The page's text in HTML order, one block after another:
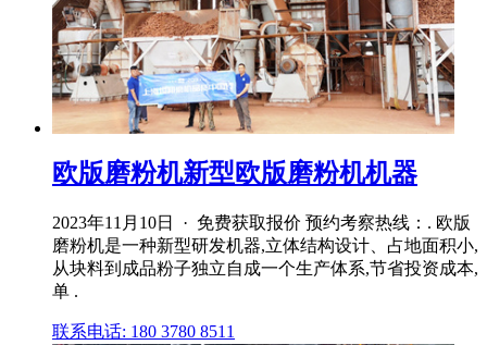
欧版磨粉机新型欧版磨粉机机器
2023年11月10日 · 免费获取报价 预约考察热线：. 欧版
磨粉机是一种新型研发机器,立体结构设计、占地面积小,
从块料到成品粉子独立自成一个生产体系,节省投资成本,
单 .
联系电话: 180 3780 8511